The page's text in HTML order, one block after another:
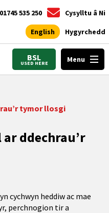
01745 535 250 Cysylltu â Ni
English Hygyrchedd
BSL
USED HERE Menu
tymor llosgi
ddechrau’r
cychwyn heddiw ac mae
perchnogion tir a